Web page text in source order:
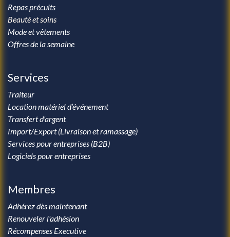
Repas précuits
Beauté et soins
Mode et vêtements
Offres de la semaine
Services
Traiteur
Location matériel d’événement
Transfert d'argent
Import/Export (Livraison et ramassage)
Services pour entreprises (B2B)
Logiciels pour entreprises
Membres
Adhérez dès maintenant
Renouveler l'adhésion
Récompenses Executive